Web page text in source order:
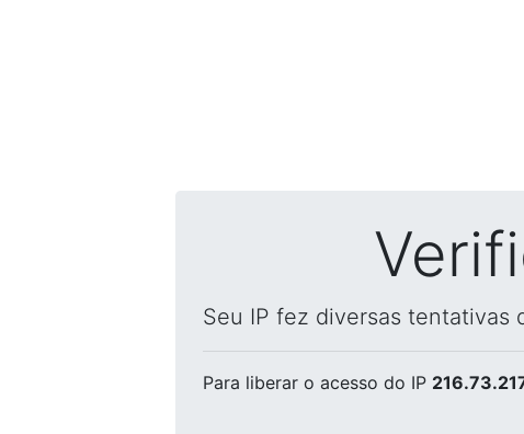
Seu IP fez diversas tentativas
Para liberar o acesso do IP